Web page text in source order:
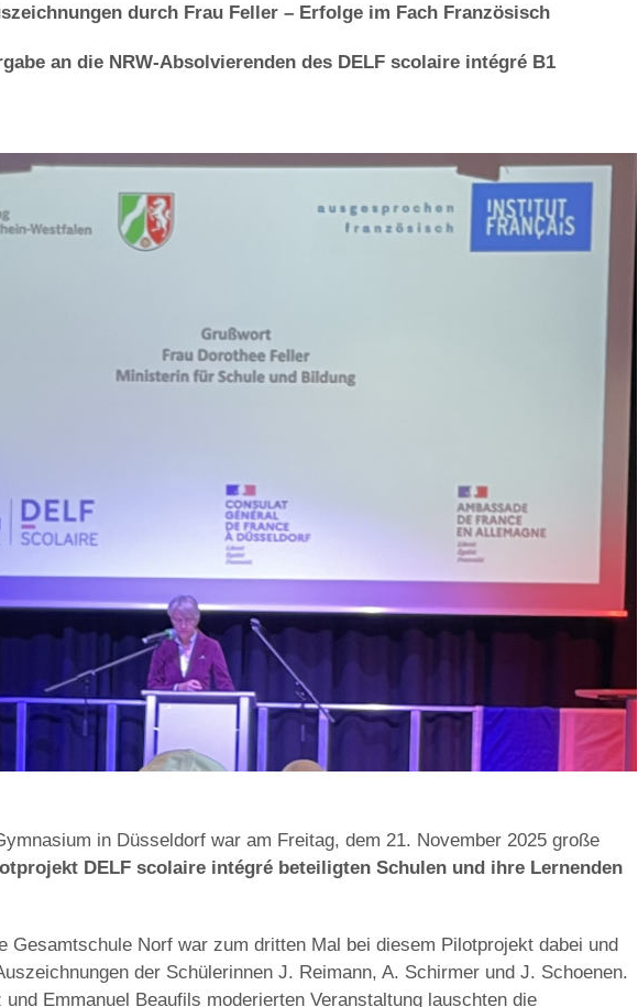
durch Frau Feller – Erfolge im Fach Französisch
an die NRW-Absolvierenden des DELF scolaire intégré B1
in Düsseldorf war am Freitag, dem 21. November 2025 große
DELF scolaire intégré beteiligten Schulen und ihre Lernenden
Gesamtschule Norf war zum dritten Mal bei diesem Pilotprojekt dabei und
der Schülerinnen J. Reimann, A. Schirmer und J. Schoenen.
Emmanuel Beaufils moderierten Veranstaltung lauschten die